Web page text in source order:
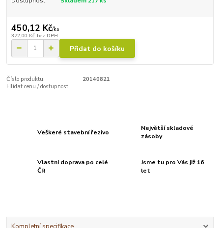
450,12 Kč/ks
372,00 Kč bez DPH
Přidat do košíku
Číslo produktu:
20140821
Hlídat cenu / dostupnost
Veškeré stavební řezivo
Největší skladové
zásoby
Vlastní doprava po celé
ČR
Jsme tu pro Vás již 16
let